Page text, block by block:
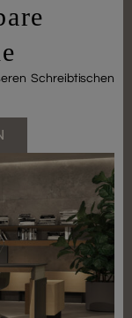
Schreibtischen